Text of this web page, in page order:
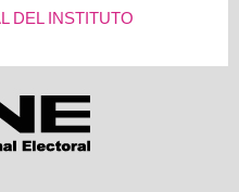
DEL INSTITUTO